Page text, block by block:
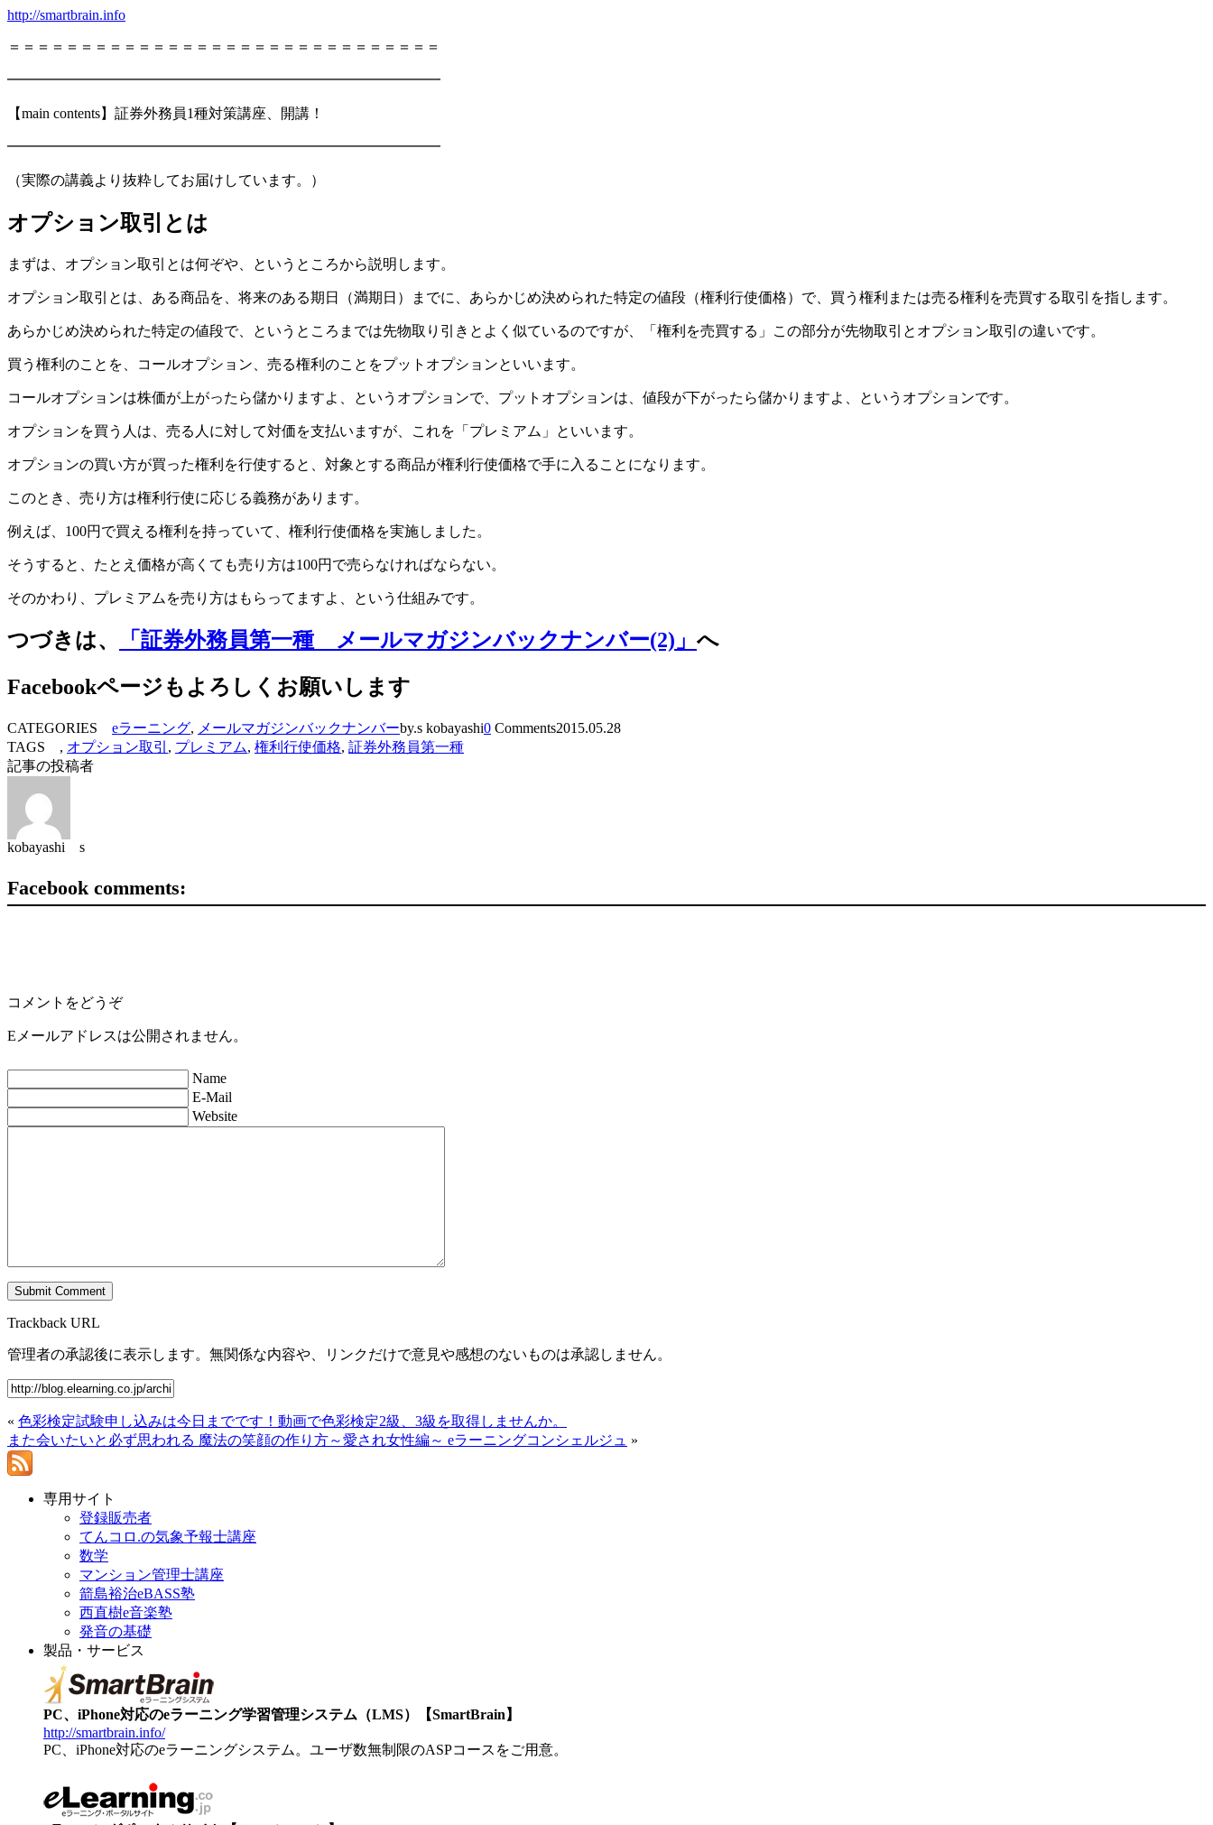
http://smartbrain.info
＝＝＝＝＝＝＝＝＝＝＝＝＝＝＝＝＝＝＝＝＝＝＝＝＝＝＝＝＝＝
━━━━━━━━━━━━━━━━━━━━━━━━━━━━━━
【main contents】証券外務員1種対策講座、開講！
━━━━━━━━━━━━━━━━━━━━━━━━━━━━━━
（実際の講義より抜粋してお届けしています。）
オプション取引とは
まずは、オプション取引とは何ぞや、というところから説明します。
オプション取引とは、ある商品を、将来のある期日（満期日）までに、あらかじめ決められた特定の値段（権利行使価格）で、買う権利または売る権利を売買する取引を指します。
あらかじめ決められた特定の値段で、というところまでは先物取り引きとよく似ているのですが、「権利を売買する」この部分が先物取引とオプション取引の違いです。
買う権利のことを、コールオプション、売る権利のことをプットオプションといいます。
コールオプションは株価が上がったら儲かりますよ、というオプションで、プットオプションは、値段が下がったら儲かりますよ、というオプションです。
オプションを買う人は、売る人に対して対価を支払いますが、これを「プレミアム」といいます。
オプションの買い方が買った権利を行使すると、対象とする商品が権利行使価格で手に入ることになります。
このとき、売り方は権利行使に応じる義務があります。
例えば、100円で買える権利を持っていて、権利行使価格を実施しました。
そうすると、たとえ価格が高くても売り方は100円で売らなければならない。
そのかわり、プレミアムを売り方はもらってますよ、という仕組みです。
つづきは、 「証券外務員第一種 メールマガジンバックナンバー(2)」 へ
Facebookページもよろしくお願いします
CATEGORIES eラーニング, メールマガジンバックナンバーby.s kobayashi0 Comments2015.05.28
TAGS , オプション取引 , プレミアム, 権利行使価格, 証券外務員第一種
記事の投稿者
kobayashi s
Facebook comments:
コメントをどうぞ
Eメールアドレスは公開されません。
Name
E-Mail
Website
Trackback URL
管理者の承認後に表示します。無関係な内容や、リンクだけで意見や感想のないものは承認しません。
« 色彩検定試験申し込みは今日までです！動画で色彩検定2級、3級を取得しませんか。
また会いたいと必ず思われる 魔法の笑顔の作り方～愛され女性編～ eラーニングコンシェルジュ »
専用サイト
登録販売者
てんコロ.の気象予報士講座
数学
マンション管理士講座
箭島裕治eBASS塾
西直樹e音楽塾
発音の基礎
製品・サービス
PC、iPhone対応のeラーニング学習管理システム（LMS）【SmartBrain】
http://smartbrain.info/
PC、iPhone対応のeラーニングシステム。ユーザ数無制限のASPコースをご用意。